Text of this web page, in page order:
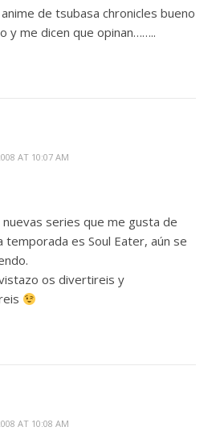
de tsubasa chronicles bueno
y me dicen que opinan……..
AT 10:07 AM
nuevas series que me gusta de
temporada es Soul Eater, aún se
os divertireis y
AT 10:08 AM